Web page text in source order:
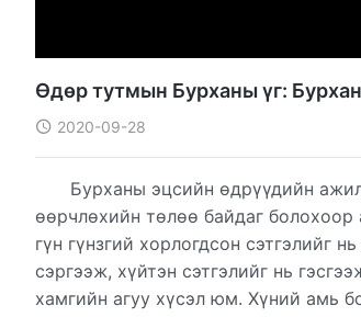
Өдөр тутмын Бурханы үг:
2020-09-28
Бурханы эцсийн өдрүүдийн
өөрчлөхийн төлөө байдаг
гүн гүнзгий хорлогдсон сэтгэлийг
сэргээж, хүйтэн сэтгэлийг нь
хамгийн агуу хүсэл юм. Хүний амь